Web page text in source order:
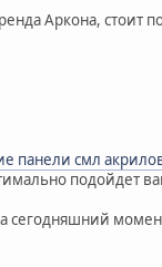
Аркона, стоит
панели смл
подойдет